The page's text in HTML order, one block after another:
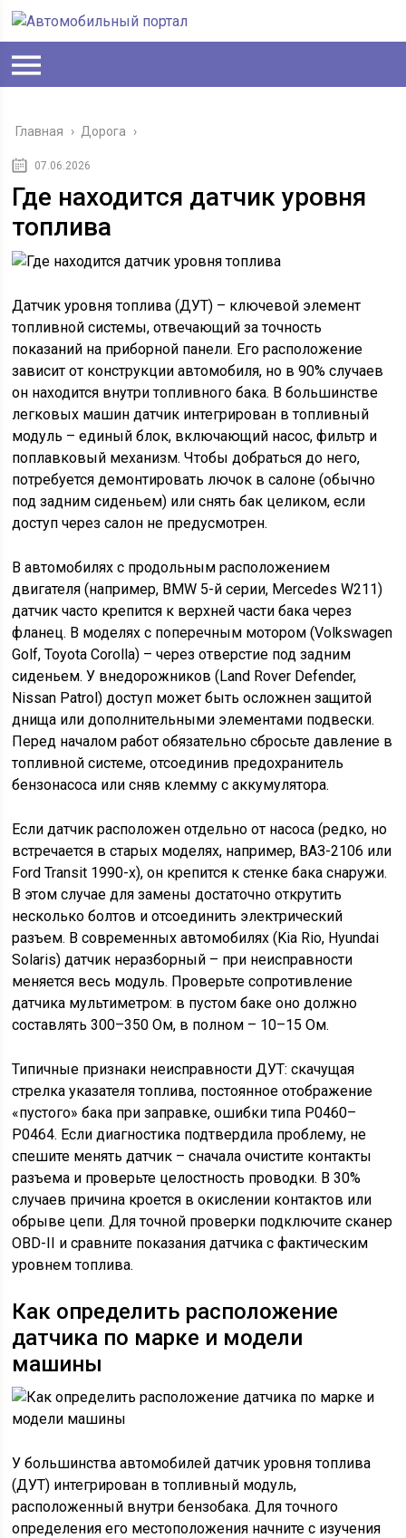
Главная › Дорога ›
07.06.2026
Где находится датчик уровня
топлива
Датчик уровня топлива (ДУТ) – ключевой элемент
топливной системы, отвечающий за точность
показаний на приборной панели. Его расположение
зависит от конструкции автомобиля, но в 90% случаев
он находится внутри топливного бака. В большинстве
легковых машин датчик интегрирован в топливный
модуль – единый блок, включающий насос, фильтр и
поплавковый механизм. Чтобы добраться до него,
потребуется демонтировать лючок в салоне (обычно
под задним сиденьем) или снять бак целиком, если
доступ через салон не предусмотрен.
В автомобилях с продольным расположением
двигателя (например, BMW 5-й серии, Mercedes W211)
датчик часто крепится к верхней части бака через
фланец. В моделях с поперечным мотором (Volkswagen
Golf, Toyota Corolla) – через отверстие под задним
сиденьем. У внедорожников (Land Rover Defender,
Nissan Patrol) доступ может быть осложнен защитой
днища или дополнительными элементами подвески.
Перед началом работ обязательно сбросьте давление в
топливной системе, отсоединив предохранитель
бензонасоса или сняв клемму с аккумулятора.
Если датчик расположен отдельно от насоса (редко, но
встречается в старых моделях, например, ВАЗ-2106 или
Ford Transit 1990-х), он крепится к стенке бака снаружи.
В этом случае для замены достаточно открутить
несколько болтов и отсоединить электрический
разъем. В современных автомобилях (Kia Rio, Hyundai
Solaris) датчик неразборный – при неисправности
меняется весь модуль. Проверьте сопротивление
датчика мультиметром: в пустом баке оно должно
составлять 300–350 Ом, в полном – 10–15 Ом.
Типичные признаки неисправности ДУТ: скачущая
стрелка указателя топлива, постоянное отображение
«пустого» бака при заправке, ошибки типа P0460–
P0464. Если диагностика подтвердила проблему, не
спешите менять датчик – сначала очистите контакты
разъема и проверьте целостность проводки. В 30%
случаев причина кроется в окислении контактов или
обрыве цепи. Для точной проверки подключите сканер
OBD-II и сравните показания датчика с фактическим
уровнем топлива.
Как определить расположение
датчика по марке и модели
машины
У большинства автомобилей датчик уровня топлива
(ДУТ) интегрирован в топливный модуль,
расположенный внутри бензобака. Для точного
определения его местоположения начните с изучения